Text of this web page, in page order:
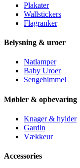
Plakater
Wallstickers
Flagranker
Belysning & uroer
Natlamper
Baby Uroer
Sengehimmel
Møbler & opbevaring
Knager & hylder
Gardin
Vækkeur
Accessories